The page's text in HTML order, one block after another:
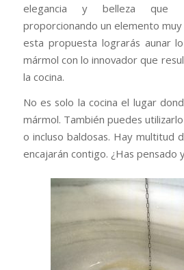
elegancia y belleza que
proporcionando un elemento muy
esta propuesta lograrás aunar
mármol con lo innovador que
la cocina.
No es solo la cocina el lugar
mármol. También puedes
o incluso baldosas. Hay multitud
encajarán contigo. ¿Has pensado